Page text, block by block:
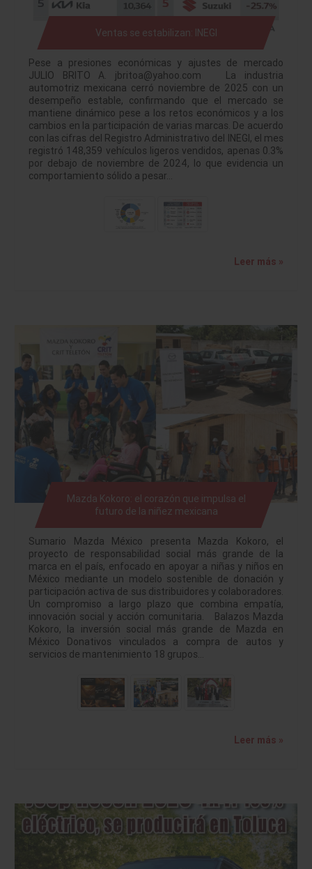
Ventas se estabilizan: INEGI
Pese a presiones económicas y ajustes de mercado
JULIO BRITO A. jbritoa@yahoo.com La industria
automotriz mexicana cerró noviembre de 2025 con un
desempeño estable, confirmando que el mercado se
mantiene dinámico pese a los retos económicos y a los
cambios en la participación de varias marcas. De acuerdo
con las cifras del Registro Administrativo del INEGI, el mes
registró 148,359 vehículos ligeros vendidos, apenas 0.3%
por debajo de noviembre de 2024, lo que evidencia un
comportamiento sólido a pesar…
Leer más »
Mazda Kokoro: el corazón que impulsa el
futuro de la niñez mexicana
Sumario Mazda México presenta Mazda Kokoro, el
proyecto de responsabilidad social más grande de la
marca en el país, enfocado en apoyar a niñas y niños en
México mediante un modelo sostenible de donación y
participación activa de sus distribuidores y colaboradores.
Un compromiso a largo plazo que combina empatía,
innovación social y acción comunitaria. Balazos Mazda
Kokoro, la inversión social más grande de Mazda en
México Donativos vinculados a compra de autos y
servicios de mantenimiento 18 grupos…
Leer más »